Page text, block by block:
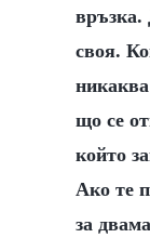
връзка.
своя.
що се
който
Ако те
за